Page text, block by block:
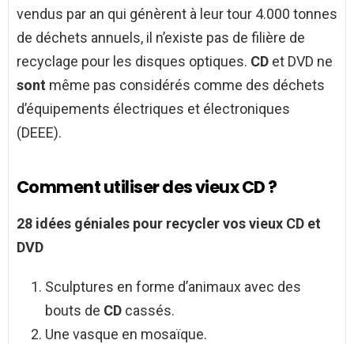
vendus par an qui génèrent à leur tour 4.000 tonnes
de déchets annuels, il n’existe pas de filière de
recyclage pour les disques optiques. CD et DVD ne
sont même pas considérés comme des déchets
d’équipements électriques et électroniques
(DEEE).
Comment utiliser des vieux CD ?
28 idées géniales pour recycler vosvieux CD et
DVD
Sculptures en forme d’animaux avec des
bouts de CD cassés.
Une vasque en mosaïque.